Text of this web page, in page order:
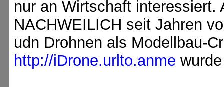
nur an Wirtschaft interessiert.
NACHWEILICH seit Jahren
udn Drohnen als Modellbau-
http://iDrone.urlto.anme